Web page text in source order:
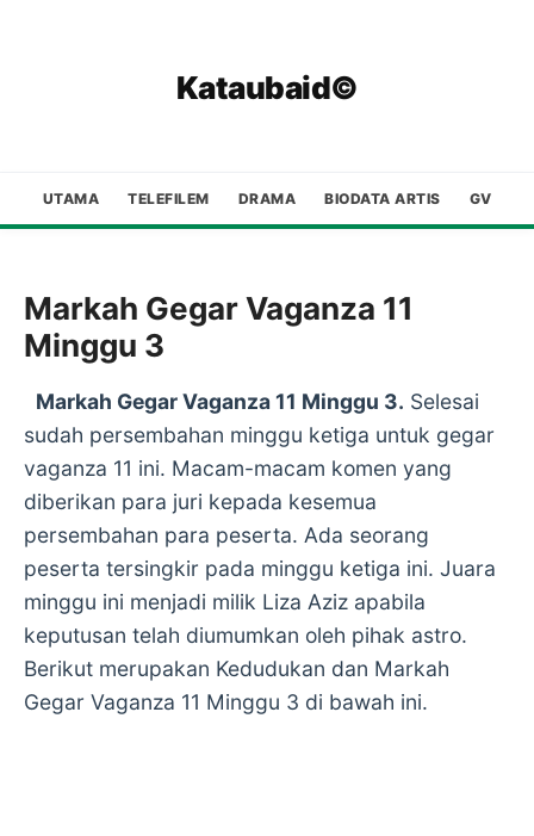
Kataubaid©
UTAMA TELEFILEM DRAMA BIODATA ARTIS GV
Markah Gegar Vaganza 11
Minggu 3
Markah Gegar Vaganza 11 Minggu 3. Selesai
sudah persembahan minggu ketiga untuk gegar
vaganza 11 ini. Macam-macam komen yang
diberikan para juri kepada kesemua
persembahan para peserta. Ada seorang
peserta tersingkir pada minggu ketiga ini. Juara
minggu ini menjadi milik Liza Aziz apabila
keputusan telah diumumkan oleh pihak astro.
Berikut merupakan Kedudukan dan Markah
Gegar Vaganza 11 Minggu 3 di bawah ini.